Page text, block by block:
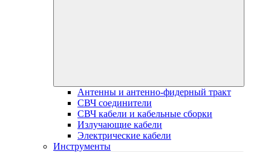
Антенны и антенно-фидерный тракт
СВЧ соединители
СВЧ кабели и кабельные сборки
Излучающие кабели
Электрические кабели
Инструменты